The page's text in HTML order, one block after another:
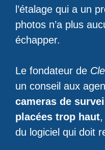
l’étalage qui a un
photos n’a plus
échapper.
Le fondateur de
un conseil aux
cameras de
placées trop haut,
du logiciel qui doit